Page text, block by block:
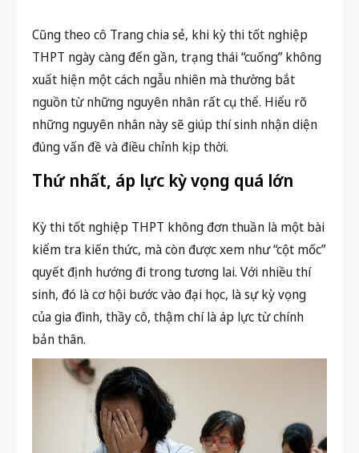
Cũng theo cô Trang chia sẻ, khi kỳ thi tốt nghiệp
THPT ngày càng đến gần, trạng thái “cuống” không
xuất hiện một cách ngẫu nhiên mà thường bắt
nguồn từ những nguyên nhân rất cụ thể. Hiểu rõ
những nguyên nhân này sẽ giúp thí sinh nhận diện
đúng vấn đề và điều chỉnh kịp thời.
Thứ nhất, áp lực kỳ vọng quá lớn
Kỳ thi tốt nghiệp THPT không đơn thuần là một bài
kiểm tra kiến thức, mà còn được xem như “cột mốc”
quyết định hướng đi trong tương lai. Với nhiều thí
sinh, đó là cơ hội bước vào đại học, là sự kỳ vọng
của gia đình, thầy cô, thậm chí là áp lực từ chính
bản thân.